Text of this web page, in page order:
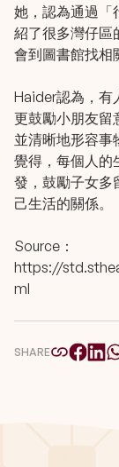
她，認為通過「
紹了很多灣仔區
會到圖書館找相
Haider認為，有
更鼓勵小朋友留
並清晰地形容事
覺得，每個人的
發，鼓勵子女多
己生活的關係。
Source：
https://
ml
SHARE